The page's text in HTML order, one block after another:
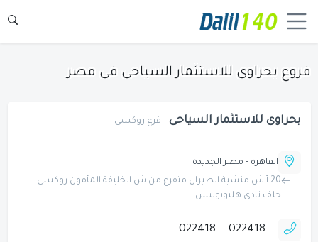
فروع بحراوى للاستثمار السياحى فى مصر
بحراوى للاستثمار السياحى فرع روكسى
القاهرة - مصر الجديدة
20 أ ش منشية الطيران متفرع من ش الخليفة المأمون روكسى
خلف نادى هليوبوليس
0224186667
0224189136